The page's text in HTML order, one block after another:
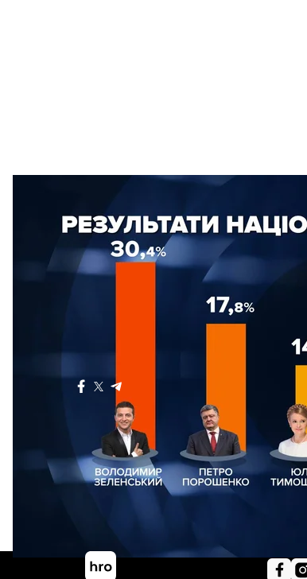
Сьогодні, 31 березня, в Україні відбулися
почали працювати з 8 ранку,
Детально про вибори читайте в